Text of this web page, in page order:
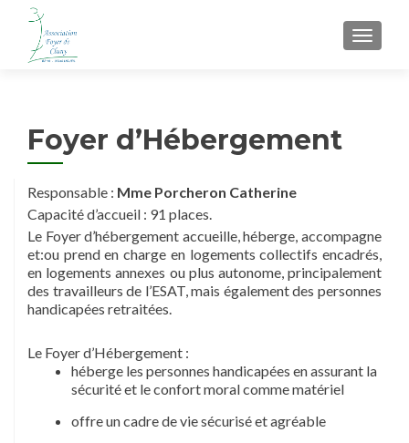
Foyer d’Hébergement
Responsable : Mme Porcheron Catherine
Capacité d’accueil : 91 places.
Le Foyer d’hébergement accueille, héberge, accompagne
et:ou prend en charge en logements collectifs encadrés,
en logements annexes ou plus autonome, principalement
des travailleurs de l’ESAT, mais également des personnes
handicapées retraitées.
Le Foyer d’Hébergement :
héberge les personnes handicapées en assurant la
sécurité et le confort moral comme matériel
offre un cadre de vie sécurisé et agréable